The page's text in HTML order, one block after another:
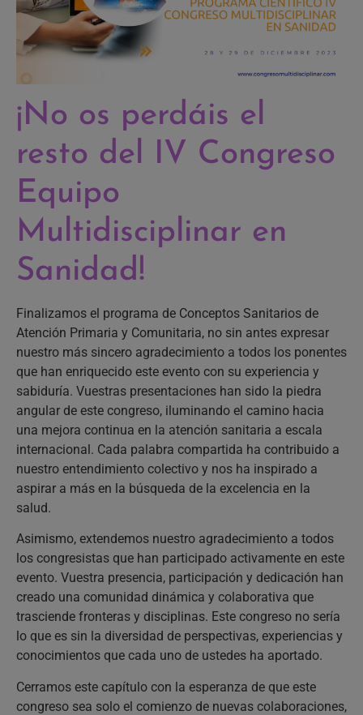
¡No os perdáis el
resto del IV Congreso
Equipo
Multidisciplinar en
Sanidad!
Finalizamos el programa de Conceptos Sanitarios de
Atención Primaria y Comunitaria, no sin antes expresar
nuestro más sincero agradecimiento a todos los ponentes
que han enriquecido este evento con su experiencia y
sabiduría. Vuestras presentaciones han sido la piedra
angular de este congreso, iluminando el camino hacia
una mejora continua en la atención sanitaria a escala
internacional. Cada palabra compartida ha contribuido a
nuestro entendimiento colectivo y nos ha inspirado a
aspirar a más en la búsqueda de la excelencia en la
salud.
Asimismo, extendemos nuestro agradecimiento a todos
los congresistas que han participado activamente en este
evento. Vuestra presencia, participación y dedicación han
creado una comunidad dinámica y colaborativa que
trasciende fronteras y disciplinas. Este congreso no sería
lo que es sin la diversidad de perspectivas, experiencias y
conocimientos que cada uno de ustedes ha aportado.
Cerramos este capítulo con la esperanza de que este
congreso sea solo el comienzo de nuevas colaboraciones,